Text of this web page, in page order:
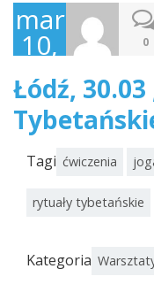
marzec
10,
2015
0
Łódź,
Tagi ćwiczenia
rytuały tybetańskie
Kategoria